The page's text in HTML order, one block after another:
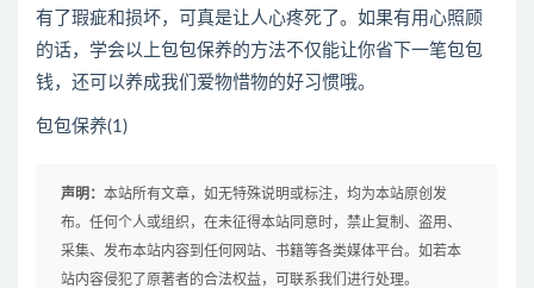
有了瑕疵和损坏，可真是让人心疼死了。如果有用心照顾
的话，学会以上包包保养的方法不仅能让你省下一笔包包
钱，还可以养成我们爱物惜物的好习惯哦。
包包保养(1)
声明： 本站所有文章，如无特殊说明或标注，均为本站原创发
布。任何个人或组织，在未征得本站同意时，禁止复制、盗用、
采集、发布本站内容到任何网站、书籍等各类媒体平台。如若本
站内容侵犯了原著者的合法权益，可联系我们进行处理。